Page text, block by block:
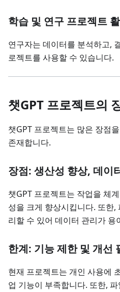
학습 및 연구 프로젝트
연구자는 데이터를 분석하고,
로젝트를 사용할 수 있습니다.
챗GPT 프로젝트의
챗GPT 프로젝트는 많은 장점
존재합니다.
장점: 생산성 향상, 데이
챗GPT 프로젝트는 작업을 체
성을 크게 향상시킵니다. 또한
리할 수 있어 데이터 관리가 용
한계: 기능 제한 및 개선
현재 프로젝트는 개인 사용에
업 기능이 부족합니다. 또한,